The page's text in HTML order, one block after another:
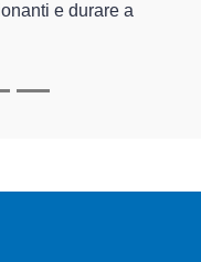
e durare a